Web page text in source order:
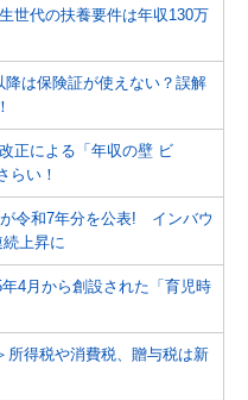
世代の扶養要件は年収130万
降は保険証が使えない？誤解
正による「年収の壁 ビ
らい！
令和7年分を公表! インバウ
上昇に
4月から創設された「育児時
所得税や消費税、贈与税は新